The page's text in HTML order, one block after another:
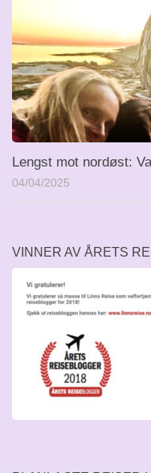
Lengst mot nordøst:
04/04/2025
VINNER AV ÅRETS